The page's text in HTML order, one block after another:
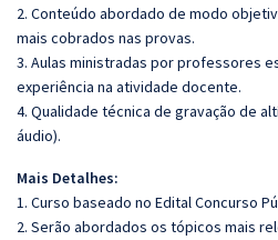
2. Conteúdo abordado de modo
mais cobrados nas provas.
3. Aulas ministradas por professores
experiência na atividade docente.
4. Qualidade técnica de gravação de
áudio).
Mais Detalhes:
1. Curso baseado no Edital Concurso
2. Serão abordados os tópicos mais